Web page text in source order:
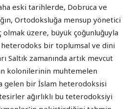
eski tarihlerde, Dobruca ve
Ortodoksluğa mensup yönetici
üzere, büyük çoğunluğuyla
heterodoks bir toplumsal ve dini
Saltık zamanında artık mevcut
kolonilerinin muhtemelen
gelen bir İslam heterodoksisi
ağırlıklı bu teterodoksiyi